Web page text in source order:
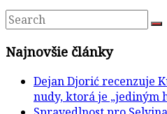
Najnovšie články
Dejan Djorić recenzuje
nudy, ktorá je „jediným